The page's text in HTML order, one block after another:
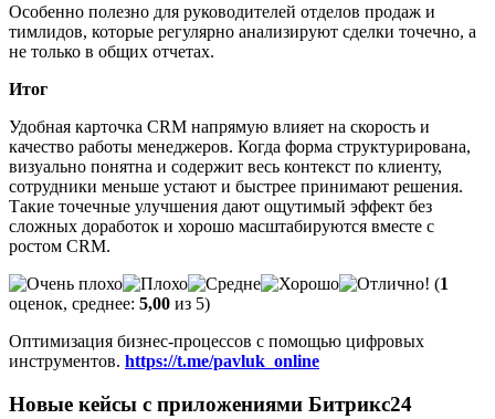
Особенно полезно для руководителей отделов продаж и
тимлидов, которые регулярно анализируют сделки точечно, а
не только в общих отчетах.
Итог
Удобная карточка CRM напрямую влияет на скорость и
качество работы менеджеров. Когда форма структурирована,
визуально понятна и содержит весь контекст по клиенту,
сотрудники меньше устают и быстрее принимают решения.
Такие точечные улучшения дают ощутимый эффект без
сложных доработок и хорошо масштабируются вместе с
ростом CRM.
(1
оценок, среднее: 5,00 из 5)
Оптимизация бизнес-процессов с помощью цифровых
инструментов. https://t.me/pavluk_online
Новые кейсы с приложениями Битрикс24